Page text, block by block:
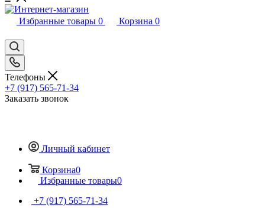
Избранные товары 0 Корзина 0
Телефоны
+7 (917) 565-71-34
Заказать звонок
Личный кабинет
Корзина0
Избранные товары0
+7 (917) 565-71-34